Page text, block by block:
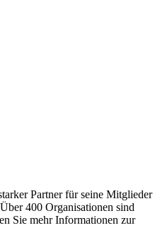
Partner für seine Mitglieder
400 Organisationen sind
Sie mehr Informationen zur